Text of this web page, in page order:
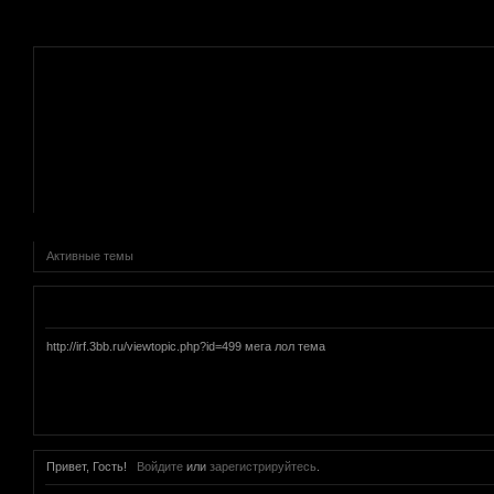
Активные темы
http://irf.3bb.ru/viewtopic.php?id=499 мега лол тема
Привет, Гость! Войдитеили зарегистрируйтесь.